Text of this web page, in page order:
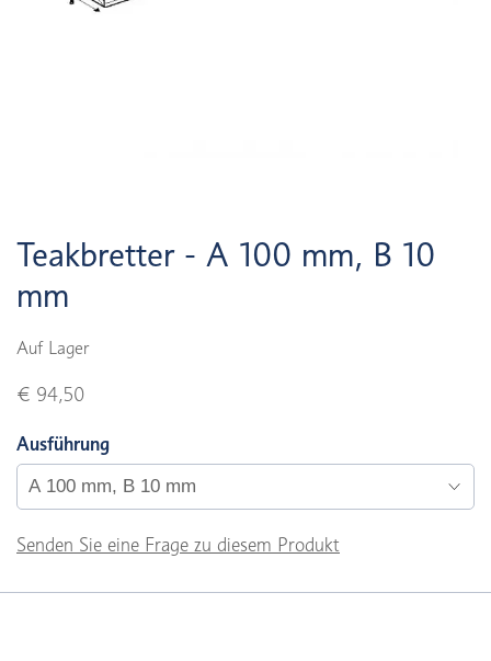
Teakbretter - A 100 mm, B 10
mm
Auf Lager
€ 94,50
Ausführung
Senden Sie eine Frage zu diesem Produkt